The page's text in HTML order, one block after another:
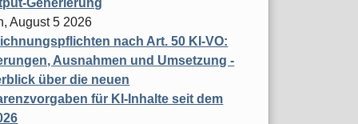
Generierung
August 5 2026
nach Art. 50 KI-VO:
Ausnahmen und Umsetzung -
über die neuen
für KI-Inhalte seit dem